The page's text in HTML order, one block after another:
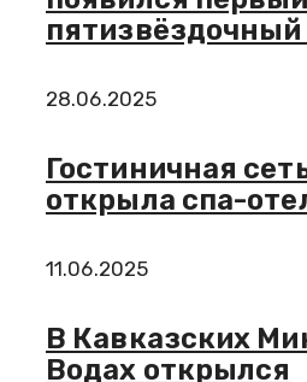
пятизвёздочный
28.06.2025
Гостиничная
открыла спа-
11.06.2025
В Кавказских
Водах открылся